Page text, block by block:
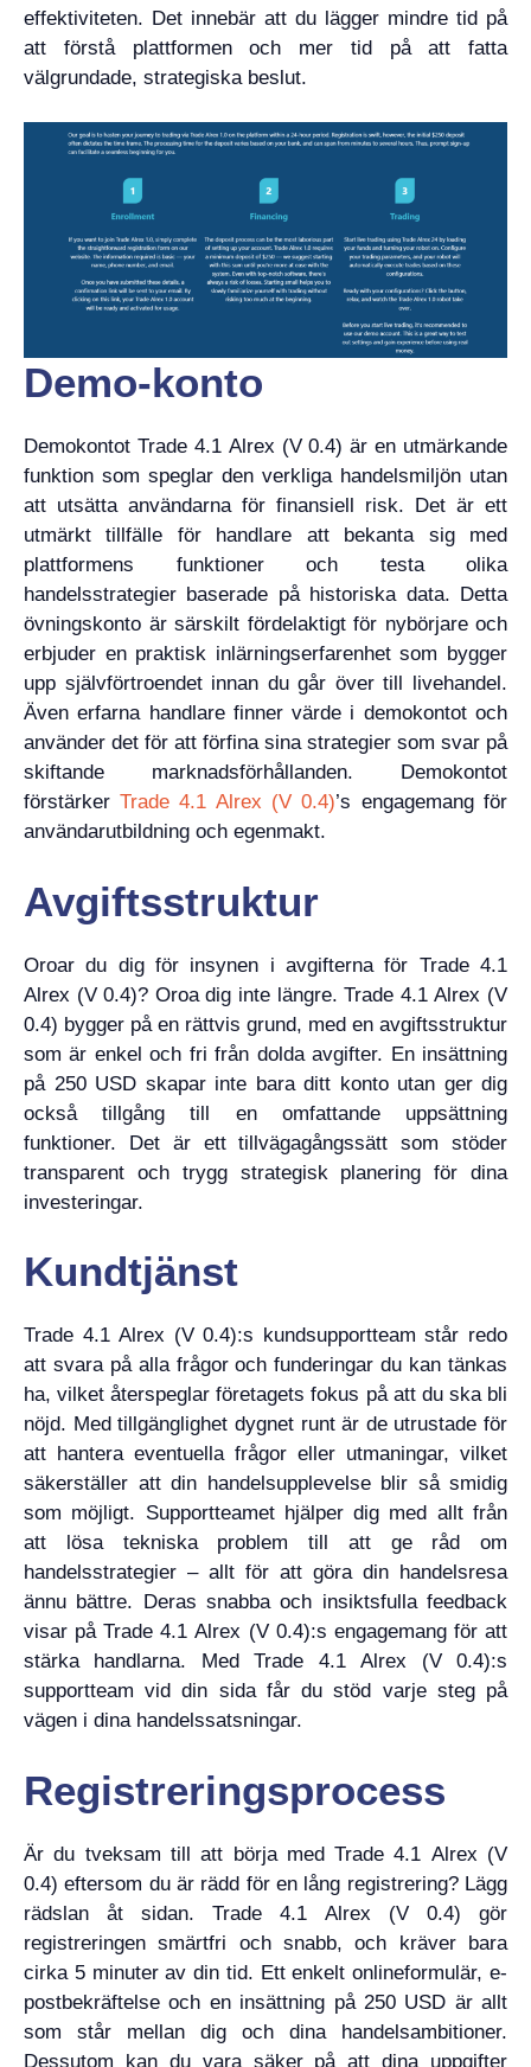
effektiviteten. Det innebär att du lägger mindre tid på
att förstå plattformen och mer tid på att fatta
välgrundade, strategiska beslut.
Demo-konto
Demokontot Trade 4.1 Alrex (V 0.4) är en utmärkande
funktion som speglar den verkliga handelsmiljön utan
att utsätta användarna för finansiell risk. Det är ett
utmärkt tillfälle för handlare att bekanta sig med
plattformens funktioner och testa olika
handelsstrategier baserade på historiska data. Detta
övningskonto är särskilt fördelaktigt för nybörjare och
erbjuder en praktisk inlärningserfarenhet som bygger
upp självförtroendet innan du går över till livehandel.
Även erfarna handlare finner värde i demokontot och
använder det för att förfina sina strategier som svar på
skiftande marknadsförhållanden. Demokontot
förstärker Trade 4.1 Alrex (V 0.4)’s engagemang för
användarutbildning och egenmakt.
Avgiftsstruktur
Oroar du dig för insynen i avgifterna för Trade 4.1
Alrex (V 0.4)? Oroa dig inte längre. Trade 4.1 Alrex (V
0.4) bygger på en rättvis grund, med en avgiftsstruktur
som är enkel och fri från dolda avgifter. En insättning
på 250 USD skapar inte bara ditt konto utan ger dig
också tillgång till en omfattande uppsättning
funktioner. Det är ett tillvägagångssätt som stöder
transparent och trygg strategisk planering för dina
investeringar.
Kundtjänst
Trade 4.1 Alrex (V 0.4):s kundsupportteam står redo
att svara på alla frågor och funderingar du kan tänkas
ha, vilket återspeglar företagets fokus på att du ska bli
nöjd. Med tillgänglighet dygnet runt är de utrustade för
att hantera eventuella frågor eller utmaningar, vilket
säkerställer att din handelsupplevelse blir så smidig
som möjligt. Supportteamet hjälper dig med allt från
att lösa tekniska problem till att ge råd om
handelsstrategier – allt för att göra din handelsresa
ännu bättre. Deras snabba och insiktsfulla feedback
visar på Trade 4.1 Alrex (V 0.4):s engagemang för att
stärka handlarna. Med Trade 4.1 Alrex (V 0.4):s
supportteam vid din sida får du stöd varje steg på
vägen i dina handelssatsningar.
Registreringsprocess
Är du tveksam till att börja med Trade 4.1 Alrex (V
0.4) eftersom du är rädd för en lång registrering? Lägg
rädslan åt sidan. Trade 4.1 Alrex (V 0.4) gör
registreringen smärtfri och snabb, och kräver bara
cirka 5 minuter av din tid. Ett enkelt onlineformulär, e-
postbekräftelse och en insättning på 250 USD är allt
som står mellan dig och dina handelsambitioner.
Dessutom kan du vara säker på att dina uppgifter